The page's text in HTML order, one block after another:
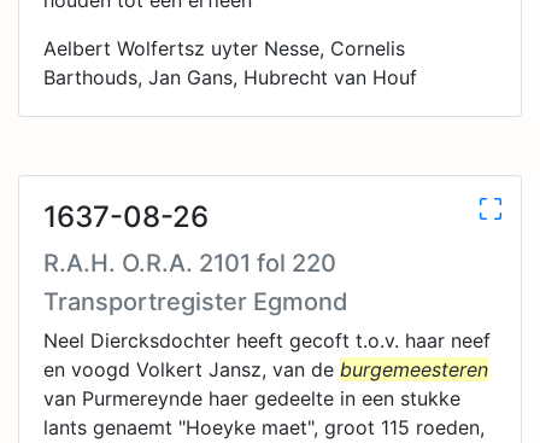
Aelbert Wolfertsz uyter Nesse, Cornelis
Barthouds, Jan Gans, Hubrecht van Houf
1637-08-26
R.A.H. O.R.A. 2101 fol 220
Transportregister Egmond
Neel Diercksdochter heeft gecoft t.o.v. haar neef
en voogd Volkert Jansz, van de burgemeesteren
van Purmereynde haer gedeelte in een stukke
lants genaemt "Hoeyke maet", groot 115 roeden,